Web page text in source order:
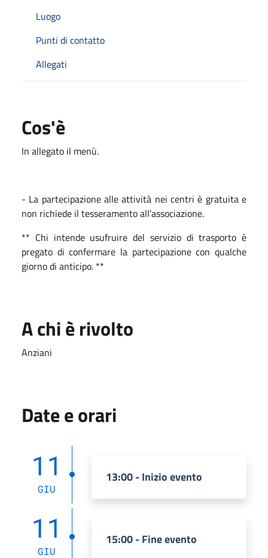
Luogo
Punti di contatto
Allegati
Cos'è
In allegato il menù.
- La partecipazione alle attività nei centri è gratuita e
non richiede il tesseramento all’associazione.
** Chi intende usufruire del servizio di trasporto è
pregato di confermare la partecipazione con qualche
giorno di anticipo. **
A chi è rivolto
Anziani
Date e orari
11
GIU
13:00 - Inizio evento
11
GIU
15:00 - Fine evento